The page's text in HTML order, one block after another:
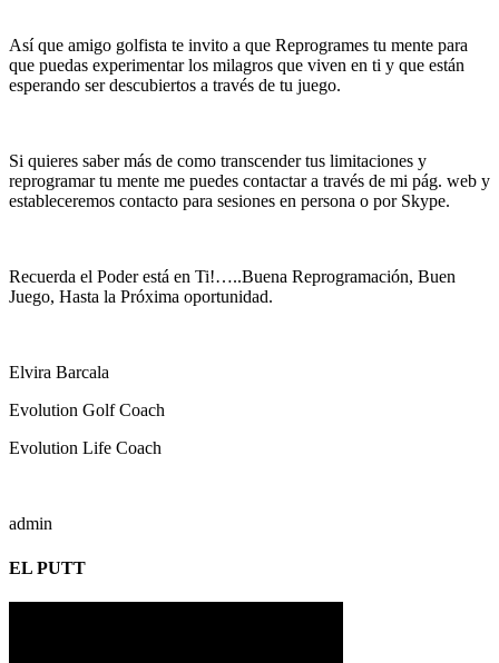
Así que amigo golfista te invito a que Reprogrames tu mente para
que puedas experimentar los milagros que viven en ti y que están
esperando ser descubiertos a través de tu juego.
Si quieres saber más de como transcender tus limitaciones y
reprogramar tu mente me puedes contactar a través de mi pág. web y
estableceremos contacto para sesiones en persona o por Skype.
Recuerda el Poder está en Ti!…..Buena Reprogramación, Buen
Juego, Hasta la Próxima oportunidad.
Elvira Barcala
Evolution Golf Coach
Evolution Life Coach
admin
EL PUTT